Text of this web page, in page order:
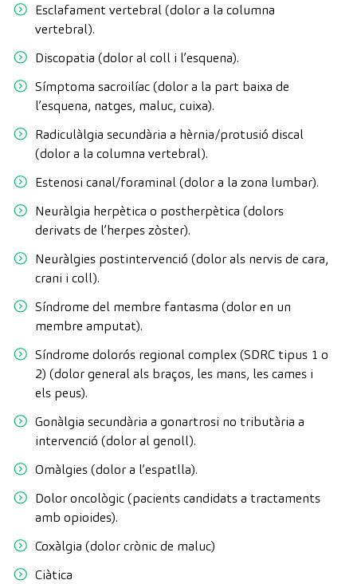
Esclafament vertebral (dolor a la columna
vertebral).
Discopatia (dolor al coll i l’esquena).
Símptoma sacroilíac (dolor a la part baixa de
l’esquena, natges, maluc, cuixa).
Radiculàlgia secundària a hèrnia/protusió discal
(dolor a la columna vertebral).
Estenosi canal/foraminal (dolor a la zona lumbar).
Neuràlgia herpètica o postherpètica (dolors
derivats de l’herpes zòster).
Neuràlgies postintervenció (dolor als nervis de cara,
crani i coll).
Síndrome del membre fantasma (dolor en un
membre amputat).
Síndrome dolorós regional complex (SDRC tipus 1 o
2) (dolor general als braços, les mans, les cames i
els peus).
Gonàlgia secundària a gonartrosi no tributària a
intervenció (dolor al genoll).
Omàlgies (dolor a l’espatlla).
Dolor oncològic (pacients candidats a tractaments
amb opioides).
Coxàlgia (dolor crònic de maluc)
Ciàtica